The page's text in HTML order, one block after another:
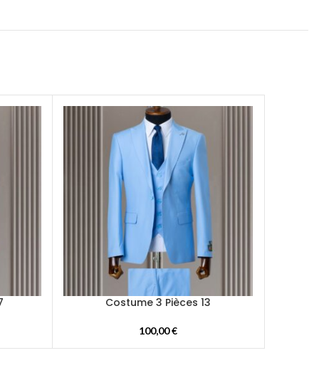
Costume 3 Pièces 13
100,00€